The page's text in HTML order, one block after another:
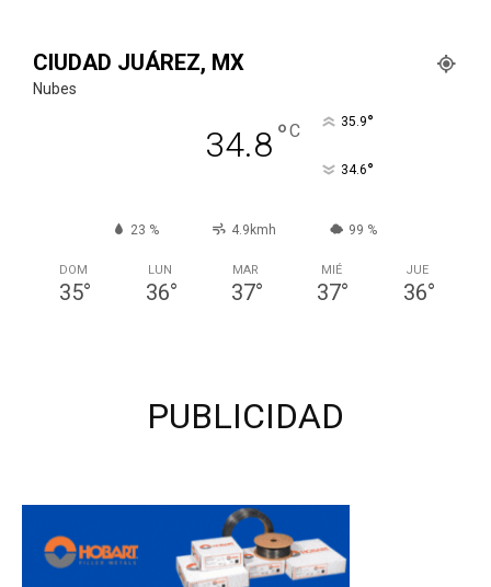
CIUDAD JUÁREZ, MX
Nubes
34.8°C 35.9°
34.6°
23 % 4.9kmh 99 %
DOM
35°
LUN
36°
MAR
37°
MIÉ
37°
JUE
36°
PUBLICIDAD